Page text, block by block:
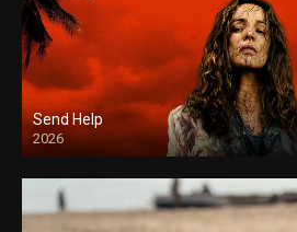
Send Help
2026